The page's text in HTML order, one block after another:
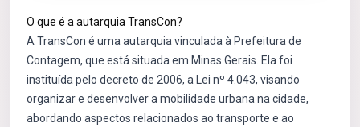
O que é a autarquia TransCon?
A TransCon é uma autarquia vinculada à Prefeitura de
Contagem, que está situada em Minas Gerais. Ela foi
instituída pelo decreto de 2006, a Lei nº 4.043, visando
organizar e desenvolver a mobilidade urbana na cidade,
abordando aspectos relacionados ao transporte e ao